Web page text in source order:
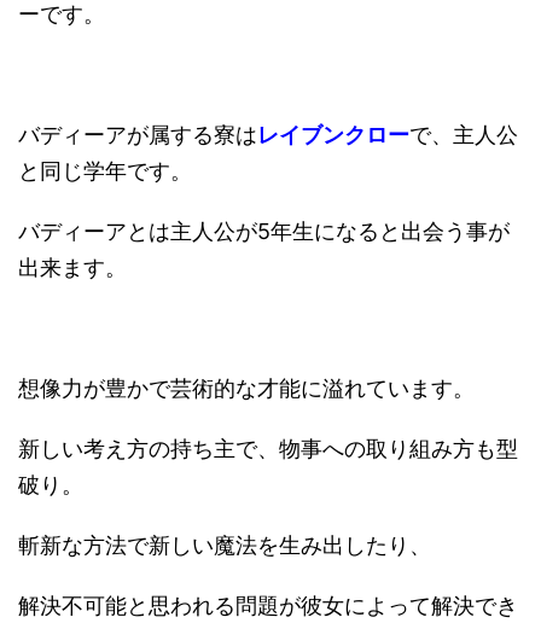
ーです。
バディーアが属する寮はレイブンクローで、主人公
と同じ学年です。
バディーアとは主人公が5年生になると出会う事が
出来ます。
想像力が豊かで芸術的な才能に溢れています。
新しい考え方の持ち主で、物事への取り組み方も型
破り。
斬新な方法で新しい魔法を生み出したり、
解決不可能と思われる問題が彼女によって解決でき